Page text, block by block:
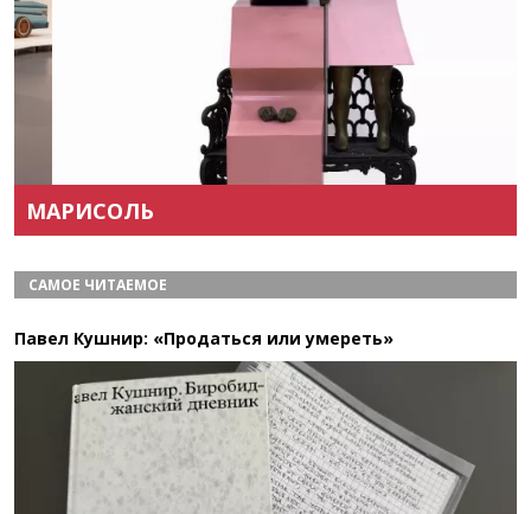
МАРИСОЛЬ
САМОЕ ЧИТАЕМОЕ
Павел Кушнир: «Продаться или умереть»